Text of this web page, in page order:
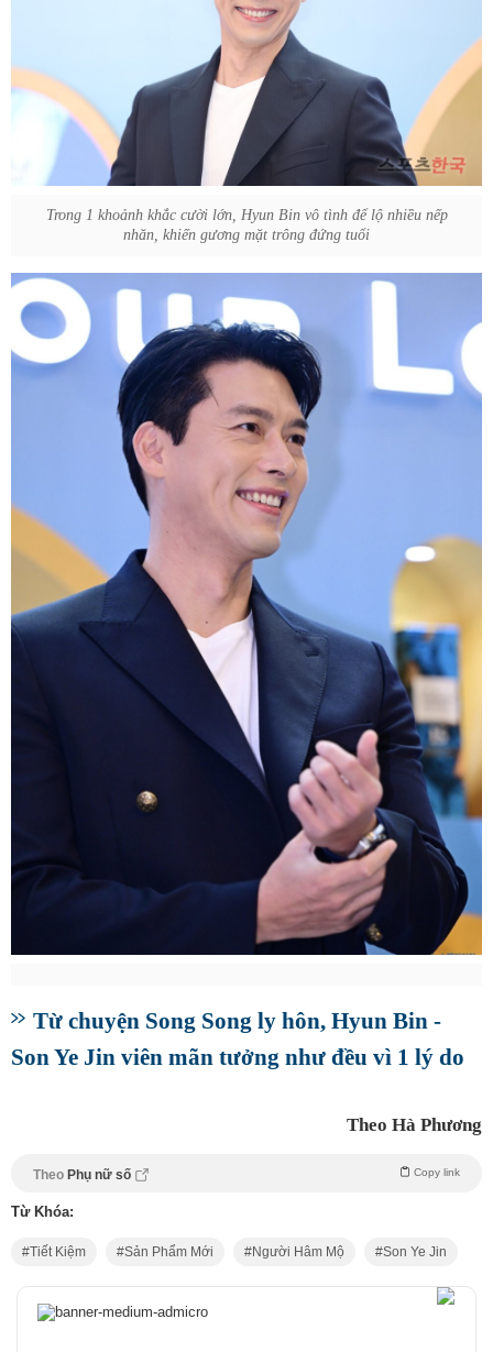
Trong 1 khoảnh khắc cười lớn, Hyun Bin vô tình để lộ nhiều nếp
nhăn, khiến gương mặt trông đứng tuổi
Từ chuyện Song Song ly hôn, Hyun Bin -
Son Ye Jin viên mãn tưởng như đều vì 1 lý do
Theo Hà Phương
Theo Phụ nữ số Copy link
Từ Khóa:
Tiết Kiệm Sản Phẩm Mới Người Hâm Mộ Son Ye Jin